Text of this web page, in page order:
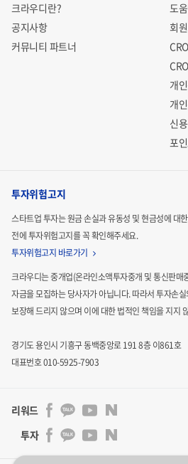
크라우디란?
공지사항
커뮤니티 파트너
도
회
개
개
신
포
투자위험고지
스타트업 투자는 원금 손실과 유동성 및 현금성에 대
전에 투자위험고지를 꼭 확인해주세요.
투자위험고지 바로가기
크라우디는 중개업(온라인소액투자중개 및 통신판매
자금을 모집하는당사자가 아닙니다. 따라서 투자손
보장해 드리지 않으며 이에 대한 법적인 책임을 지지
경기도 용인시 기흥구 동백중앙로 191 8층 이861호
대표번호 010-5925-7903
리워드
투자